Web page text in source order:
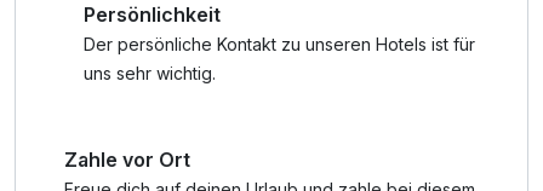
Persönlichkeit
Der persönliche Kontakt zu unseren Hotels ist für
uns sehr wichtig.
Zahle vor Ort